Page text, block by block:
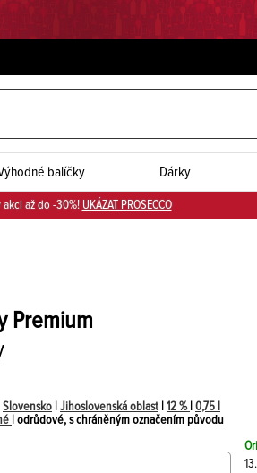
balíčky Dárky
akci až do -30%! UKÁZAT PROSECCO
Premium
Slovensko Jihoslovenská oblast 12 % 0,75 l
| odrůdové, s chráněným označením původu